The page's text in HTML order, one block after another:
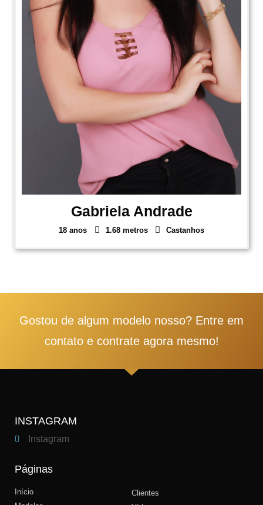
Gabriela Andrade
18 anos 1.68 metros Castanhos
Gostou de algum modelo nosso? Entre em
contato e contrate agora mesmo!
INSTAGRAM
Instagram
Páginas
Início
Clientes